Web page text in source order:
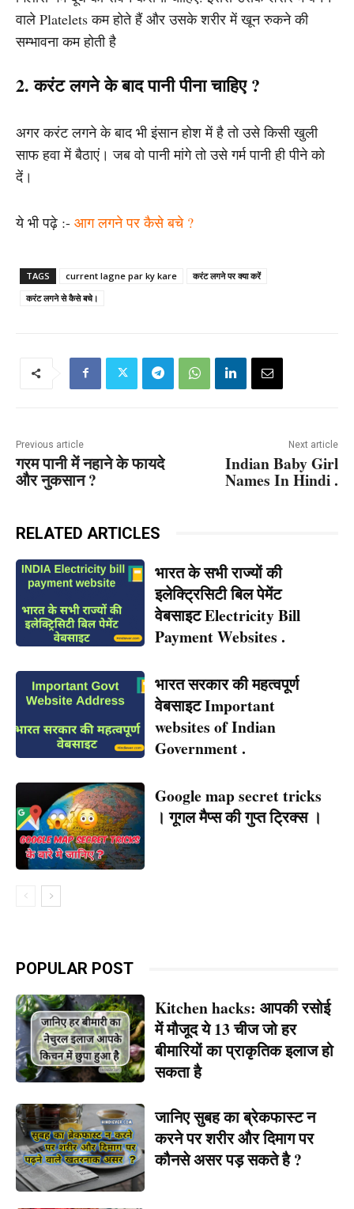
वाले Platelets कम होते हैं और उसके शरीर में खून रुकने की
सम्भावना कम होती है
2. करंट लगने के बाद पानी पीना चाहिए ?
अगर करंट लगने के बाद भी इंसान होश में है तो उसे किसी खुली
साफ हवा में बैठाएं। जब वो पानी मांगे तो उसे गर्म पानी ही पीने को
दें।
ये भी पढ़े :- आग लगने पर कैसे बचे ?
TAGS current lagne par ky kare
करंट लगने पर क्या करें
करंट लगने से कैसे बचे।
Previous article
गरम पानी में नहाने के फायदे
और नुकसान ?
Next article
Indian Baby Girl
Names In Hindi .
RELATED ARTICLES
भारत के सभी राज्यों की
इलेक्ट्रिसिटी बिल पेमेंट
वेबसाइट Electricity Bill
Payment Websites .
भारत सरकार की महत्वपूर्ण
वेबसाइट Important
websites of Indian
Government .
Google map secret tricks
। गूगल मैप्स की गुप्त ट्रिक्स ।
POPULAR POST
Kitchen hacks: आपकी रसोई
में मौजूद ये 13 चीज जो हर
बीमारियों का प्राकृतिक इलाज हो
सकता है
जानिए सुबह का ब्रेकफास्ट न
करने पर शरीर और दिमाग पर
कौनसे असर पड़ सकते है ?